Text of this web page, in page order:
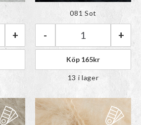
i
Tjukk Mohair | 057 Sølvrev mängd
+
Färgen har lagts till i
paletten
Rauma Tjukk
- +
081 Sot
Köp 165kr
13 i lager